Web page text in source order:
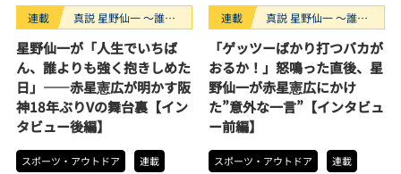
連載
真説 星野仙一 ～誰も
裏側～
星野仙一が「人生でいちば
ん、誰よりも強く抱きしめた
日」――赤星憲広が明かす阪
神18年ぶりVの舞台裏【イン
タビュー後編】
スポーツ・アウトドア 連載
連載
真説 星野仙一 ～誰も
裏側～
「ゲッツーばかり打つバカが
おるか！」怒鳴った直後、星
野仙一が赤星憲広にかけ
た”意外な一言”【インタビュ
ー前編】
スポーツ・アウトドア 連載